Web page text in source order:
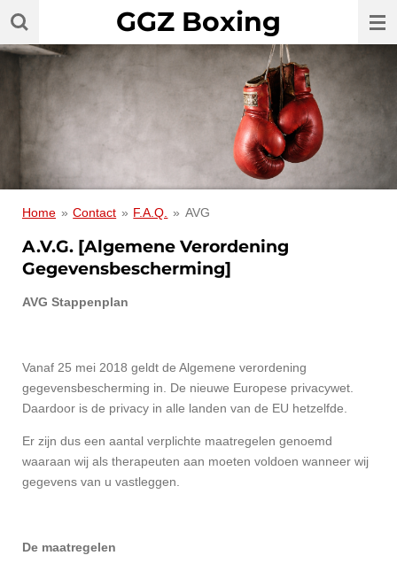
Ga
naar
hoofdinhoud
GGZ Boxing
Home » Contact » F.A.Q. » AVG
A.V.G. [Algemene Verordening
Gegevensbescherming]
AVG Stappenplan
Vanaf 25 mei 2018 geldt de Algemene verordening
gegevensbescherming in. De nieuwe Europese privacywet.
Daardoor is de privacy in alle landen van de EU hetzelfde.
Er zijn dus een aantal verplichte maatregelen genoemd
waaraan wij als therapeuten aan moeten voldoen wanneer wij
gegevens van u vastleggen.
De maatregelen